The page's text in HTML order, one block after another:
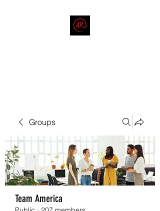
Groups
Team America